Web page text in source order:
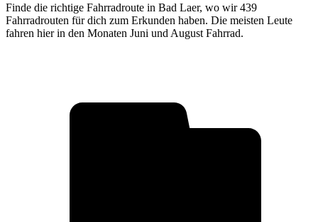
Finde die richtige Fahrradroute in Bad Laer, wo wir 439
Fahrradrouten für dich zum Erkunden haben. Die meisten Leute
fahren hier in den Monaten Juni und August Fahrrad.